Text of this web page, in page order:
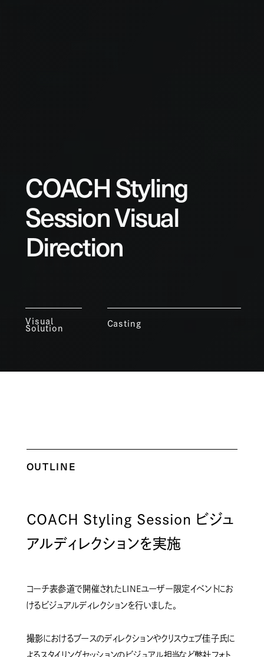
COACH Styling
Session Visual
Direction
Visual
Solution
Casting
OUTLINE
COACH Styling Session ビジュ
アルディレクションを実施
コーチ表参道で開催されたLINEユーザー限定イベントにお
けるビジュアルディレクションを行いました。
撮影におけるブースのディレクションやクリスウェブ佳子氏に
よるスタイリングセッションのビジュアル担当など弊社フォト